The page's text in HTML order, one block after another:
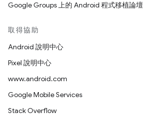
Google Groups 上的 Android 程式移植論壇
取得協助
Android 說明中心
Pixel 說明中心
www.android.com
Google Mobile Services
Stack Overflow